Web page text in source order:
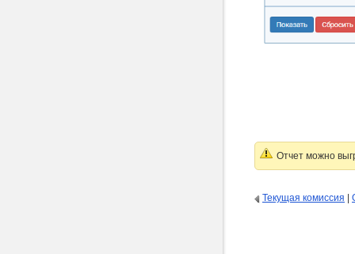
Отчет можно
Текущая комиссия